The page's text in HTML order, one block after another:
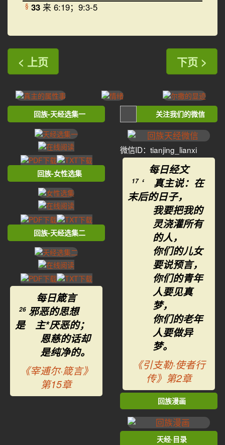
§ 33 来 6:19；9:3-5
< 上页 下页 >
回族-天经选集一
回族-女性选集
回族-天经选集二
每日箴言
26 邪恶的思想
是 主*厌恶的；
恩慈的话却
是纯净的。
《宰逋尔·箴言》
第15章
关注我们的微信
微信ID：tianjing_lianxi
每日经文
17 ‘ 真主说：在
末后的日子，
我要把我的
灵浇灌所有
的人，
你们的儿女
要说预言，
你们的青年
人要见真
梦，
你们的老年
人要做异
梦。
《引支勒·使者行
传》第2章
回族漫画
天经·目录